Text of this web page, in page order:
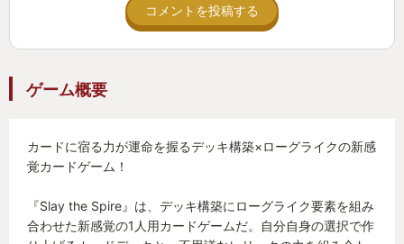
コメントを投稿する
ゲーム概要
カードに宿る力が運命を握るデッキ構築×ローグライクの新感
覚カードゲーム！
『Slay the Spire』は、デッキ構築にローグライク要素を組み
合わせた新感覚の1人用カードゲームだ。自分自身の選択で作